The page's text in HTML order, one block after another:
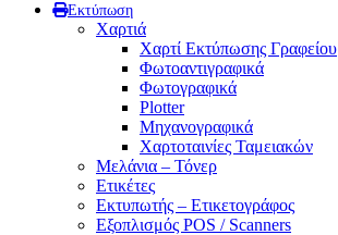
Εκτύπωση
Χαρτιά
Χαρτί Εκτύπωσης Γραφείου
Φωτοαντιγραφικά
Φωτογραφικά
Plotter
Μηχανογραφικά
Χαρτοταινίες Ταμειακών
Μελάνια – Τόνερ
Ετικέτες
Εκτυπωτής – Ετικετογράφος
Εξοπλισμός POS / Scanners